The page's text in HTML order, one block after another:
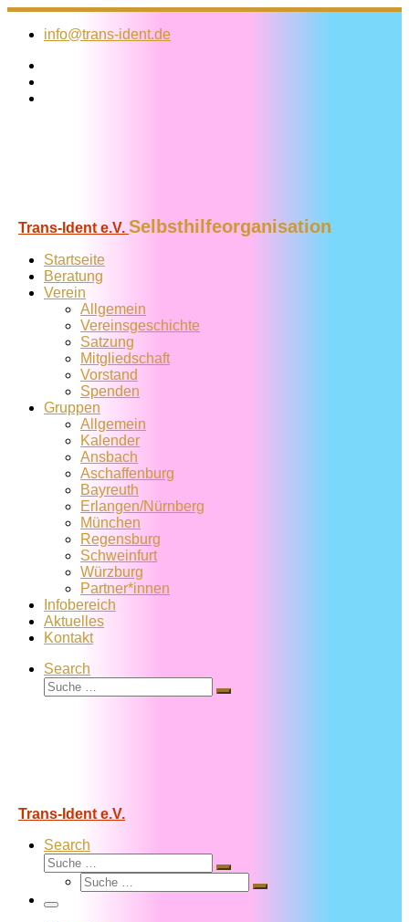
Zum
Inhalt
info@trans-ident.de
Trans-Ident e.V. Selbsthilfeorganisation
Startseite
Beratung
Verein
Allgemein
Vereins­geschichte
Satzung
Mitglied­schaft
Vorstand
Spenden
Gruppen
Allgemein
Kalender
Ansbach
Aschaffenburg
Bayreuth
Erlangen/Nürnberg
München
Regensburg
Schweinfurt
Würzburg
Partner*innen
Infobereich
Aktuelles
Kontakt
Search
Suche
Suche
Trans-Ident e.V.
Search
Suche
Suche
Suche
Suche
Menü